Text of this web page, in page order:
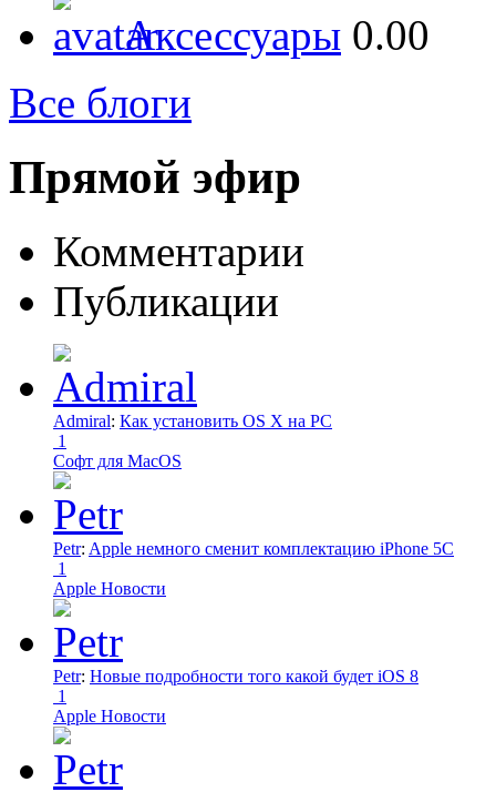
Аксессуары 0.00
Все блоги
Прямой эфир
Комментарии
Публикации
Admiral: Как установить OS X на PC
1
Софт для MacOS
Petr: Apple немного сменит комплектацию iPhone 5C
1
Apple Новости
Petr: Новые подробности того какой будет iOS 8
1
Apple Новости